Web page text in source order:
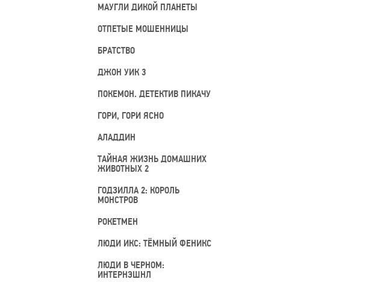
МАУГЛИ ДИКОЙ ПЛАНЕТЫ
ОТПЕТЫЕ МОШЕННИЦЫ
БРАТСТВО
ДЖОН УИК 3
ПОКЕМОН. ДЕТЕКТИВ ПИКАЧУ
ГОРИ, ГОРИ ЯСНО
АЛАДДИН
ТАЙНАЯ ЖИЗНЬ ДОМАШНИХ
ЖИВОТНЫХ 2
ГОДЗИЛЛА 2: КОРОЛЬ
МОНСТРОВ
РОКЕТМЕН
ЛЮДИ ИКС: ТЁМНЫЙ ФЕНИКС
ЛЮДИ В ЧЕРНОМ:
ИНТЕРНЭШНЛ